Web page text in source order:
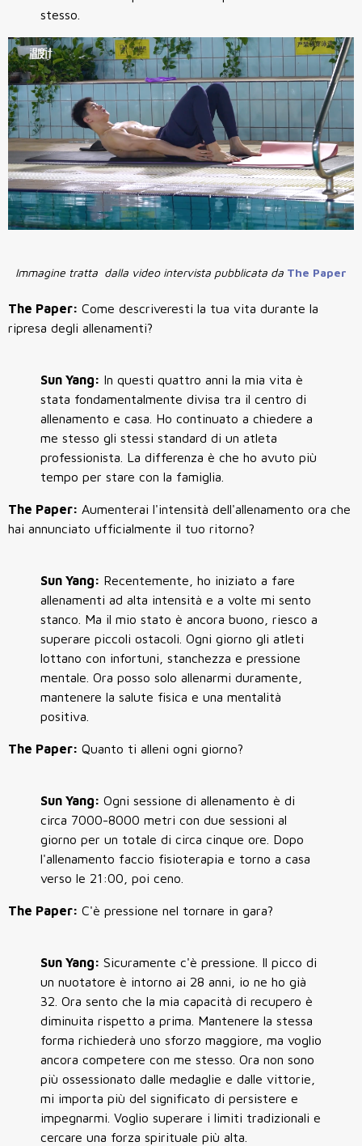
stesso.
Immagine tratta dalla video intervista pubblicata da The Paper
The Paper: Come descriveresti la tua vita durante la
ripresa degli allenamenti?
Sun Yang: In questi quattro anni la mia vita è
stata fondamentalmente divisa tra il centro di
allenamento e casa. Ho continuato a chiedere a
me stesso gli stessi standard di un atleta
professionista. La differenza è che ho avuto più
tempo per stare con la famiglia.
The Paper: Aumenterai l'intensità dell'allenamento ora che
hai annunciato ufficialmente il tuo ritorno?
Sun Yang: Recentemente, ho iniziato a fare
allenamenti ad alta intensità e a volte mi sento
stanco. Ma il mio stato è ancora buono, riesco a
superare piccoli ostacoli. Ogni giorno gli atleti
lottano con infortuni, stanchezza e pressione
mentale. Ora posso solo allenarmi duramente,
mantenere la salute fisica e una mentalità
positiva.
The Paper: Quanto ti alleni ogni giorno?
Sun Yang: Ogni sessione di allenamento è di
circa 7000-8000 metri con due sessioni al
giorno per un totale di circa cinque ore. Dopo
l'allenamento faccio fisioterapia e torno a casa
verso le 21:00, poi ceno.
The Paper: C'è pressione nel tornare in gara?
Sun Yang: Sicuramente c'è pressione. Il picco di
un nuotatore è intorno ai 28 anni, io ne ho già
32. Ora sento che la mia capacità di recupero è
diminuita rispetto a prima. Mantenere la stessa
forma richiederà uno sforzo maggiore, ma voglio
ancora competere con me stesso. Ora non sono
più ossessionato dalle medaglie e dalle vittorie,
mi importa più del significato di persistere e
impegnarmi. Voglio superare i limiti tradizionali e
cercare una forza spirituale più alta.